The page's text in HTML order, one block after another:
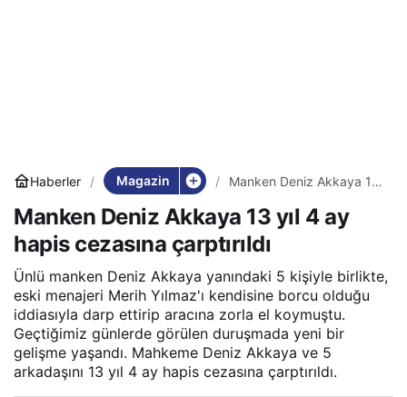
Haberler Magazin
Manken Deniz Akkaya 13
çarptırıldı
Manken Deniz Akkaya 13 yıl 4 ay
hapis cezasına çarptırıldı
Ünlü manken Deniz Akkaya yanındaki 5 kişiyle birlikte,
eski menajeri Merih Yılmaz'ı kendisine borcu olduğu
iddiasıyla darp ettirip aracına zorla el koymuştu.
Geçtiğimiz günlerde görülen duruşmada yeni bir
gelişme yaşandı. Mahkeme Deniz Akkaya ve 5
arkadaşını 13 yıl 4 ay hapis cezasına çarptırıldı.